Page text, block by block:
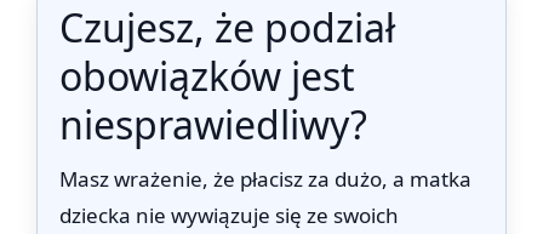
Czujesz, że podział
obowiązków jest
niesprawiedliwy?
Masz wrażenie, że płacisz za dużo, a matka
dziecka nie wywiązuje się ze swoich